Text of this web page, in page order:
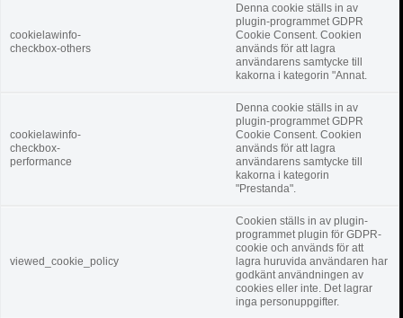
cookielawinfo-
checkbox-others
Denna cookie ställs in av
plugin-programmet GDPR
Cookie Consent. Cookien
används för att lagra
användarens samtycke till
kakorna i kategorin "Annat.
cookielawinfo-
checkbox-
performance
Denna cookie ställs in av
plugin-programmet GDPR
Cookie Consent. Cookien
används för att lagra
användarens samtycke till
kakorna i kategorin
"Prestanda".
viewed_cookie_policy
Cookien ställs in av plugin-
programmet plugin för GDPR-
cookie och används för att
lagra huruvida användaren har
godkänt användningen av
cookies eller inte. Det lagrar
inga personuppgifter.